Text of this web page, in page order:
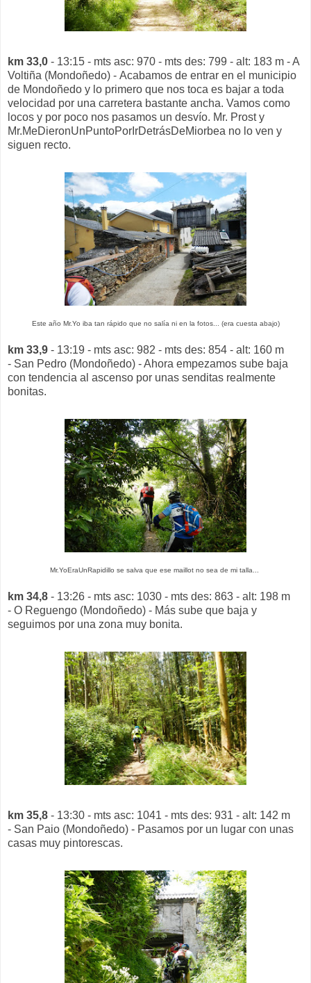
km 33,0 - 13:15 - mts asc: 970 - mts des: 799 - alt: 183 m - A
Voltiña (Mondoñedo) - Acabamos de entrar en el municipio
de Mondoñedo y lo primero que nos toca es bajar a toda
velocidad por una carretera bastante ancha. Vamos como
locos y por poco nos pasamos un desvío. Mr. Prost y
Mr.MeDieronUnPuntoPorIrDetrásDeMiorbea no lo ven y
siguen recto.
Este año Mr.Yo iba tan rápido que no salía ni en la fotos... (era cuesta abajo)
km 33,9 - 13:19 - mts asc: 982 - mts des: 854 - alt: 160 m
- San Pedro (Mondoñedo) - Ahora empezamos sube baja
con tendencia al ascenso por unas senditas realmente
bonitas.
Mr.YoEraUnRapidillo se salva que ese maillot no sea de mi talla...
km 34,8 - 13:26 - mts asc: 1030 - mts des: 863 - alt: 198 m
- O Reguengo (Mondoñedo) - Más sube que baja y
seguimos por una zona muy bonita.
km 35,8 - 13:30 - mts asc: 1041 - mts des: 931 - alt: 142 m
- San Paio (Mondoñedo) - Pasamos por un lugar con unas
casas muy pintorescas.